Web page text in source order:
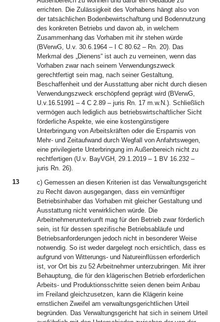
errichten. Die Zulässigkeit des Vorhabens hängt also von
der tatsächlichen Bodenbewirtschaftung und Bodennutzung
des konkreten Betriebs und davon ab, in welchem
Zusammenhang das Vorhaben mit ihr stehen würde
(BVerwG, U.v. 30.6.1964 – I C 80.62 – Rn. 20). Das
Merkmal des „Dienens“ ist auch zu verneinen, wenn das
Vorhaben zwar nach seinem Verwendungszweck
gerechtfertigt sein mag, nach seiner Gestaltung,
Beschaffenheit und der Ausstattung aber nicht durch diesen
Verwendungszweck erschöpfend geprägt wird (BVerwG,
U.v.16.51991 – 4 C 2.89 – juris Rn. 17 m.w.N.). Schließlich
vermögen auch lediglich aus betriebswirtschaftlicher Sicht
förderliche Aspekte, wie eine kostengünstigere
Unterbringung von Arbeitskräften oder die Ersparnis von
Mehr- und Zeitaufwand durch Wegfall von Anfahrtswegen,
eine privilegierte Unterbringung im Außenbereich nicht zu
rechtfertigen (U.v. BayVGH, 29.1.2019 – 1 BV 16.232 –
juris Rn. 26).
13
c) Gemessen an diesen Kriterien ist das Verwaltungsgericht
zu Recht davon ausgegangen, dass ein vernünftiger
Betriebsinhaber das Vorhaben mit gleicher Gestaltung und
Ausstattung nicht verwirklichen würde. Die
Arbeitnehmerunterkunft mag für den Betrieb zwar förderlich
sein, ist für dessen spezifische Betriebsabläufe und
Betriebsanforderungen jedoch nicht in besonderer Weise
notwendig. So ist weder dargelegt noch ersichtlich, dass es
aufgrund von Witterungs- und Natureinflüssen erforderlich
ist, vor Ort bis zu 52 Arbeitnehmer unterzubringen. Mit ihrer
Behauptung, die für den klägerischen Betrieb erforderlichen
Arbeits- und Produktionsschritte seien denen beim Anbau
im Freiland gleichzusetzen, kann die Klägerin keine
ernstlichen Zweifel am verwaltungsgerichtlichen Urteil
begründen. Das Verwaltungsgericht hat sich in seinem Urteil